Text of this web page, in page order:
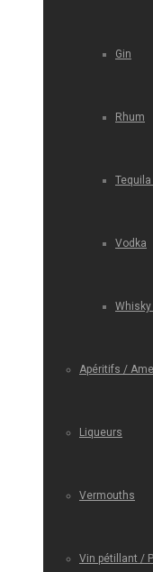
Gin
Rhum
Vodka
Apéritifs /
Liqueurs
Vermouths
Vin pétillant /